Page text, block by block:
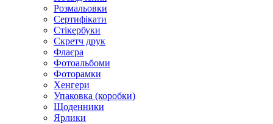
Розмальовки
Сертифікати
Стікербуки
Скретч друк
Флаєра
Фотоальбоми
Фоторамки
Хенгери
Упаковка (коробки)
Щоденники
Ярлики